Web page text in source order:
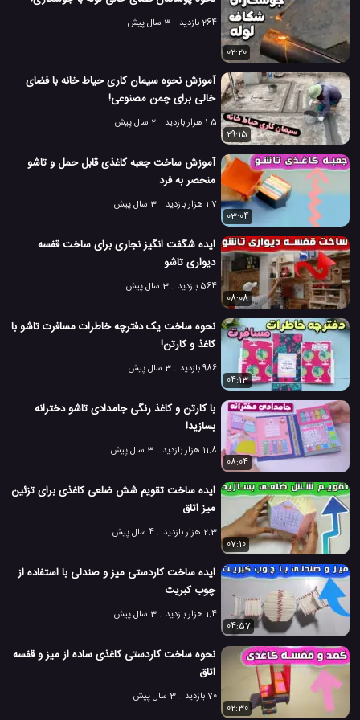
264 بازدید 3 سال پیش
02:20
آموزش نحوه سیمان کاری حیاط خانه با فضای
خالی برای چمن مصنوعی!
1.5 هزار بازدید
2 سال پیش
29:15
آموزش ساخت جعبه کاغذی قابل حمل و تاشو
منحصر به فرد
1.7 هزار بازدید
3 سال پیش
03:04
ایده شگفت انگیز نجاری برای ساخت قفسه
دیواری تاشو
564 بازدید
3 سال پیش
08:08
نحوه ساخت یک دفترچه خاطرات مسافرت تاشو با
کاغذ و کارتن!
986 بازدید
3 سال پیش
04:13
با کارتن و کاغذ رنگی جامدادی تاشو دخترانه
بسازید!
11.8 هزار بازدید
3 سال پیش
08:04
ایده ساخت تقویم شش ضلعی کاغذی برای تزئین
میز اتاق
2.3 هزار بازدید
4 سال پیش
07:10
ایده ساخت کاردستی میز و صندلی با استفاده از
چوب کبریت
1.4 هزار بازدید
3 سال پیش
04:57
نحوه ساخت کاردستی کاغذی ساده از میز و قفسه
اتاق
70 بازدید
3 سال پیش
02:30